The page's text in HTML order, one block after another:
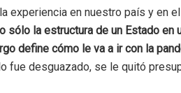
experiencia en nuestro país y en el
sólo la estructura de un Estado en
define cómo le va a ir con la
fue desguazado, se le quitó